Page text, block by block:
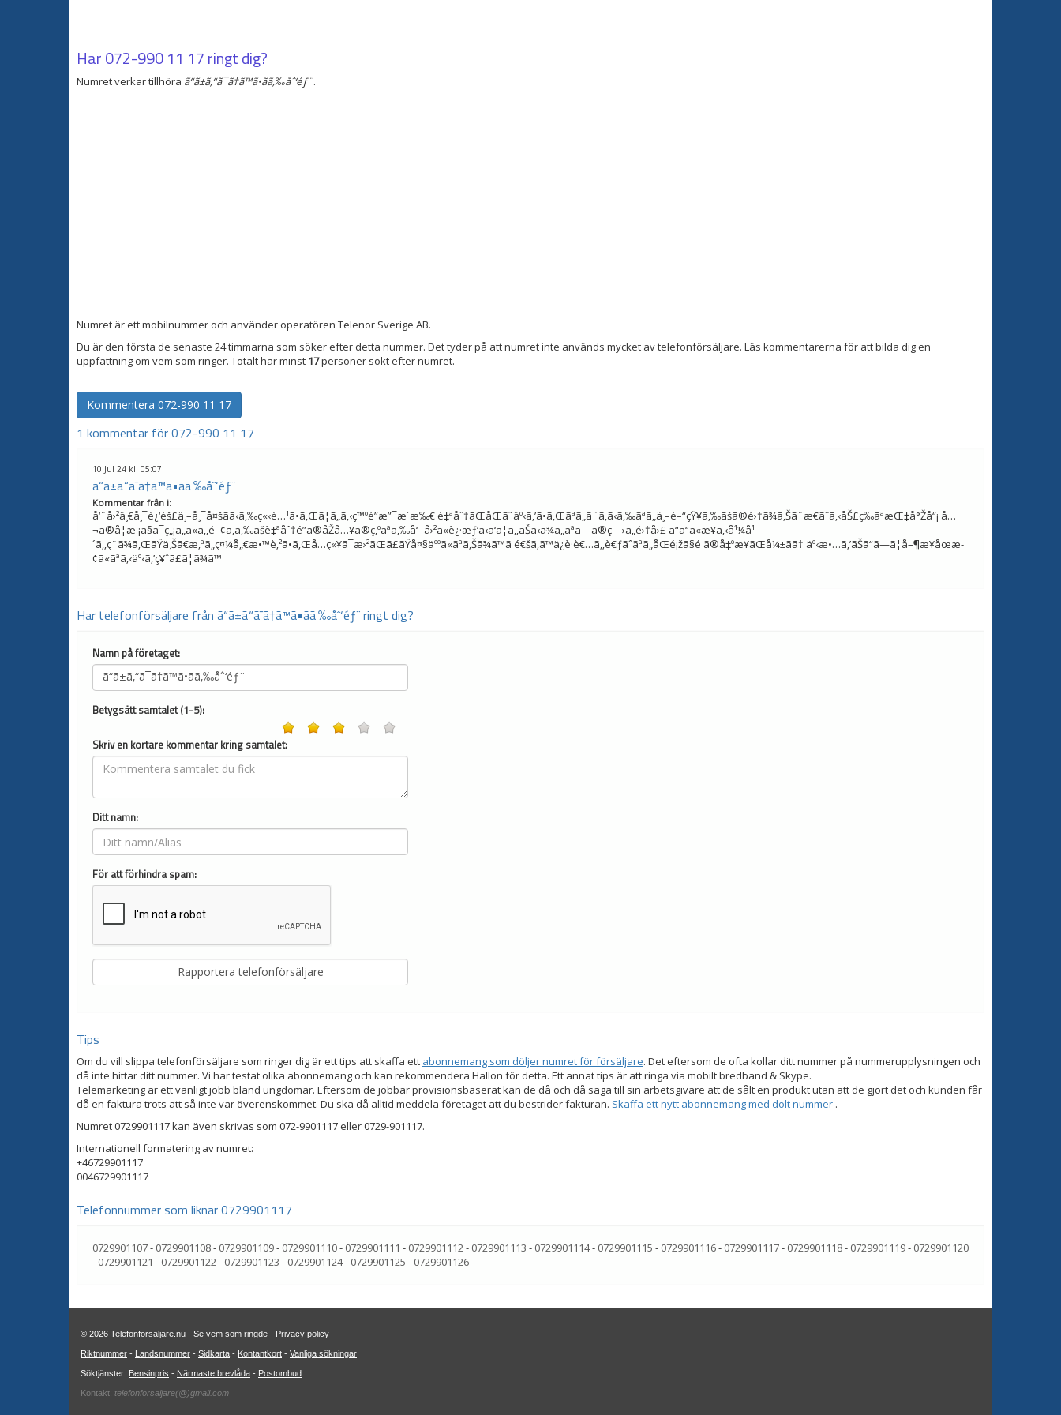
Har072-990 11 17ringt dig?
Numret verkar tillhöra ã“ã±ã‚“ã¯ã†ã™ã•ãã‚‰åˆ‘éƒ¨.
Numret är ett mobilnummer och använder operatören Telenor Sverige AB.
Du är den första de senaste 24 timmarna som söker efter detta nummer. Det tyder på att numret inte används mycket av telefonförsäljare. Läs kommentarerna för att bilda dig en
uppfattning om vem som ringer. Totalt har minst 17personer sökt efter numret.
Kommentera 072-990 11 17
1 kommentar för 072-990 11 17
10 Jul 24 kl. 05:07
ã“ã±ã‚“ã¯ã†ã™ã•ãã‚‰åˆ‘éƒ¨
Kommentar från i:
å‘¨å›²ä¸€å¸¯è¿‘éš£ä¸–å¸¯å¤šãã‹ã‚‰ç«‹è…¹ã•ã‚Œã¦ã„ã‚‹ç™ºé”æ”¯æ´æ‰€ è‡ªåˆ†ãŒåŒã˜äº‹ã‚’ã•ã‚Œãªã„ã¨ã‚ã‹ã‚‰ãªã„ä¸–é–“çŸ¥ã‚‰ãšã®é›†ã¾ã‚Šã¨æ€ãˆã‚‹åŠ£ç­‰ãªæŒ‡å°Žå“¡ å…
¬ã®å­¦æ ¡ã§ã¯ç„¡ã„ã«ã‚‚é–¢ã‚ã‚‰ãšè‡ªåˆ†é”ã®åŽå…¥ã®ç‚ºãªã‚‰å‘¨å›²ã«è¿·æƒ‘ã‹ã‘ã¦ã‚‚ãŠã‹ã¾ã„ãªã—ã®ç—›ã„é›†å›£ ã“ã“ã«æ¥ã‚‹å¹¼å¹
´ã‚‚ç¨ã¾ã‚ŒãŸä¸Šã€æ‚ªã„ç¤¼å„€æ•™è‚²ã•ã‚Œå…ç«¥ã¯æ›²ãŒã£ãŸå¤§äººã«ãªã‚Šã¾ã™ã­ é€šã‚ã™ä¿è­·è€…ã‚‚è€ƒãˆãªã„åŒé¡žã§é ­ã®å‡ºæ¥ãŒå¼±ãã† äº‹æ•…ã‚’ãŠã“ã—ã¦å–¶æ¥­åœæ­
¢ã«ãªã‚‹äº‹ã‚’ç¥ˆã£ã¦ã¾ã™
Har telefonförsäljare från ã“ã±ã‚“ã¯ã†ã™ã•ãã‚‰åˆ‘éƒ¨ ringt dig?
Namn på företaget:
Betygsätt samtalet (1-5):
Skriv en kortare kommentar kring samtalet:
Ditt namn:
För att förhindra spam:
Tips
Om du vill slippa telefonförsäljare som ringer dig är ett tips att skaffa ett abonnemang som döljer numret för försäljare. Det eftersom de ofta kollar ditt nummer på nummerupplysningen och
då inte hittar ditt nummer. Vi har testat olika abonnemang och kan rekommendera Hallon för detta. Ett annat tips är att ringa via mobilt bredband & Skype.
Telemarketing är ett vanligt jobb bland ungdomar. Eftersom de jobbar provisionsbaserat kan de då och då säga till sin arbetsgivare att de sålt en produkt utan att de gjort det och kunden får
då en faktura trots att så inte var överenskommet. Du ska då alltid meddela företaget att du bestrider fakturan. Skaffa ett nytt abonnemang med dolt nummer .
Numret 0729901117 kan även skrivas som 072-9901117 eller 0729-901117.
Internationell formatering av numret:
+46729901117
0046729901117
Telefonnummer som liknar 0729901117
0729901107- 0729901108- 0729901109- 0729901110- 0729901111 - 0729901112- 0729901113 - 0729901114- 0729901115 - 0729901116- 0729901117- 0729901118- 0729901119- 0729901120
- 0729901121 - 0729901122- 0729901123 - 0729901124- 0729901125 - 0729901126
© 2026 Telefonförsäljare.nu - Se vem som ringde - Privacy policy
Riktnummer - Landsnummer - Sidkarta - Kontantkort - Vanliga sökningar
Söktjänster: Bensinpris - Närmaste brevlåda - Postombud
Kontakt: telefonforsaljare(@)gmail.com